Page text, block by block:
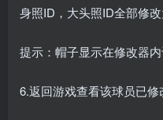
身照ID，大头照ID全部修改
提示：帽子显示在修改器
6.返回游戏查看该球员已修